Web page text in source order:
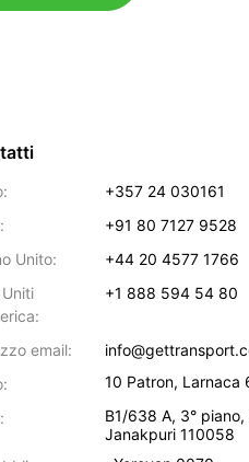
+357 24 030161
+91 80 7127 9528
Unito:
+44 20 4577 1766
+1 888 594 54 80
email:
10 Patron, Larnaca
B1/638 A, 3° piano,
Janakpuri 110058